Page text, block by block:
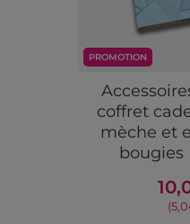
PROMOTION
coffret
mèche et
bougies